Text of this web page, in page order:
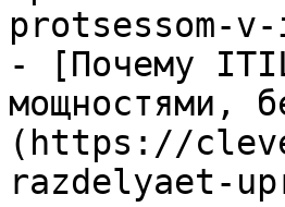
- [Почему ITIL
мощностями,
(https://
razdelyaet-